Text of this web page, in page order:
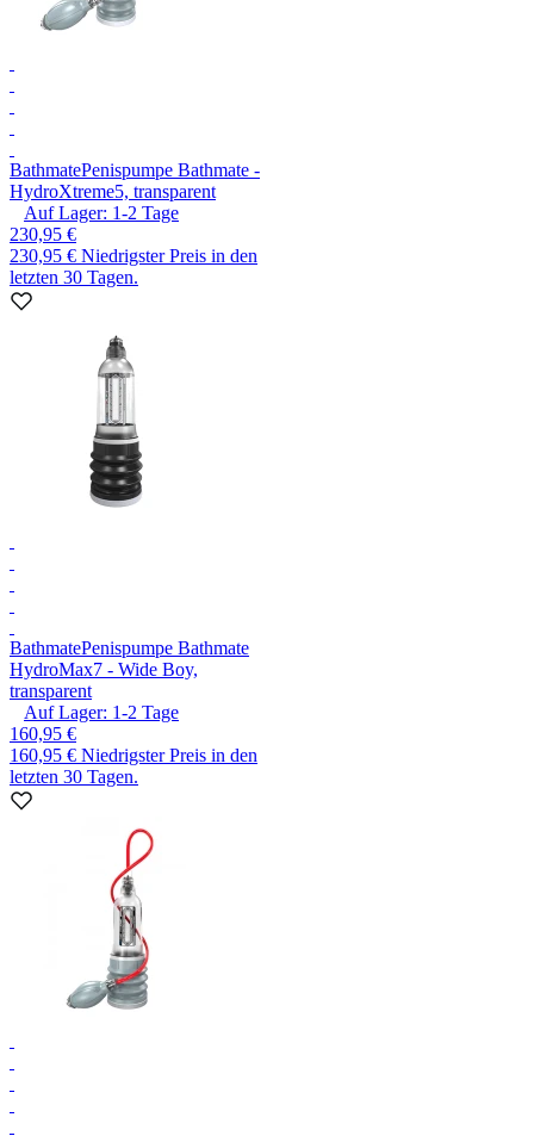
BathmatePenispumpe Bathmate -
HydroXtreme5, transparent
Auf Lager: 1-2 Tage
230,95 €
230,95 € Niedrigster Preis in den
letzten 30 Tagen.
BathmatePenispumpe Bathmate
HydroMax7 - Wide Boy,
transparent
Auf Lager: 1-2 Tage
160,95 €
160,95 € Niedrigster Preis in den
letzten 30 Tagen.